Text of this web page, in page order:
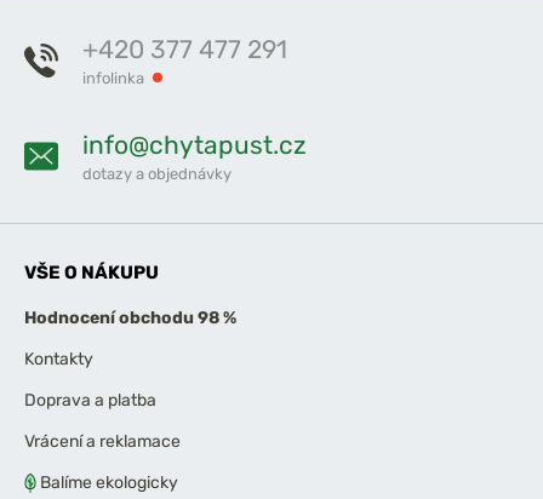
+420 377 477 291
infolinka
info@chytapust.cz
dotazy a objednávky
VŠE O NÁKUPU
Hodnocení obchodu 98 %
Kontakty
Doprava a platba
Vrácení a reklamace
Balíme ekologicky